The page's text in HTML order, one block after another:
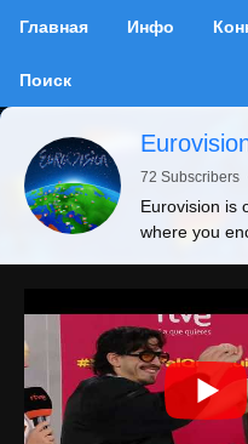
Главная Инфо
Поиск
72 Subscribers
Eurovision is
where you